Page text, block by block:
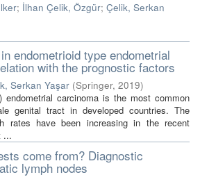
; İlhan Çelik, Özgür; Çelik, Serkan
endometrioid type endometrial
with the prognostic factors
Serkan Yaşar (Springer, 2019)
endometrial carcinoma is the most common
genital tract in developed countries. The
rates have been increasing in the recent
...
come from? Diagnostic
lymph nodes